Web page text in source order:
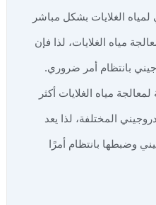
الغلايات بشكل مباشر
مياه الغلايات، لذا فإن
بانتظام أمر ضروري.
لمعالجة مياه الغلايات أكثر
المختلفة، لذا يعد
وضبطها بانتظام أمرًا